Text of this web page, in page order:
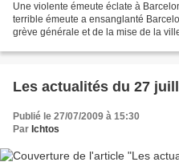
Une violente émeute éclate à
terrible émeute a ensanglanté
grève générale et de la mise de la
Les actualités du 27
Publié le 27/07/2009 à 15:30
Par Ichtos